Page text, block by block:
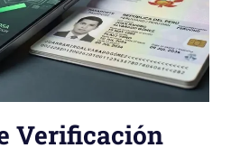
Verificación